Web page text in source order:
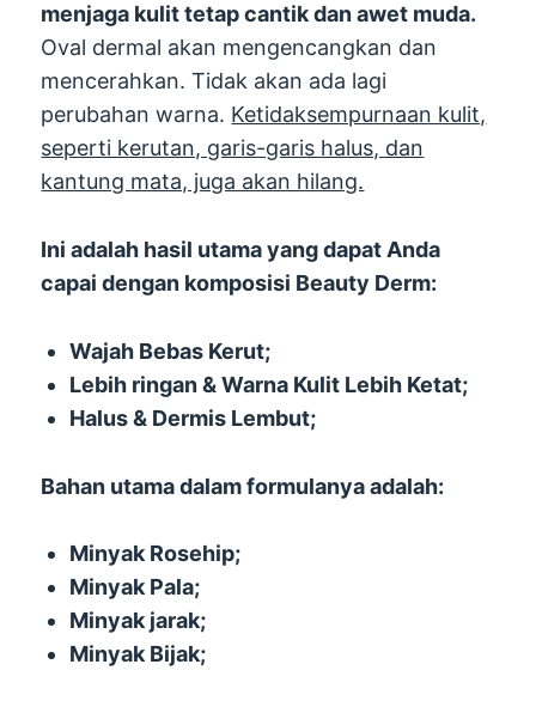
menjaga kulit tetap cantik dan awet muda.
Oval dermal akan mengencangkan dan
mencerahkan. Tidak akan ada lagi
perubahan warna. Ketidaksempurnaan kulit,
seperti kerutan, garis-garis halus, dan
kantung mata, juga akan hilang.
Ini adalah hasil utama yang dapat Anda
capai dengan komposisi Beauty Derm:
Wajah Bebas Kerut;
Lebih ringan & Warna Kulit Lebih Ketat;
Halus & Dermis Lembut;
Bahan utama dalam formulanya adalah:
Minyak Rosehip;
Minyak Pala;
Minyak jarak;
Minyak Bijak;